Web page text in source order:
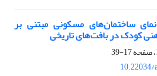
ساختمان‌های مسکونی مبتنی بر
کودک در بافت‌های تاریخی
17-39